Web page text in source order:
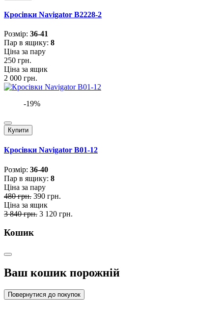
Кросівки Navigator B2228-2
Розмiр: 36-41
Пар в ящику: 8
Ціна за пару
250 грн.
Ціна за ящик
2 000 грн.
-19%
Купити
Кросівки Navigator B01-12
Розмiр: 36-40
Пар в ящику: 8
Ціна за пару
480 грн. 390 грн.
Ціна за ящик
3 840 грн. 3 120 грн.
Кошик
Ваш кошик порожній
Повернутися до покупок